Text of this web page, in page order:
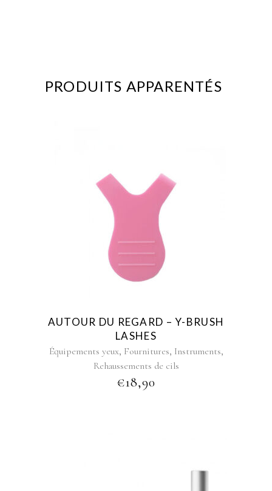
PRODUITS APPARENTÉS
AUTOUR DU REGARD – Y-BRUSH
LASHES
Équipements yeux, Fournitures, Instruments,
Rehaussements de cils
€18,90